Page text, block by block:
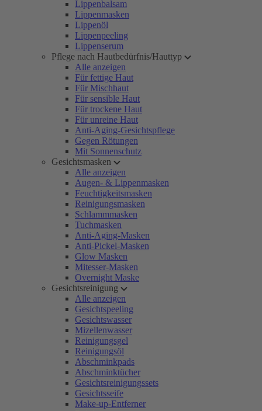
Lippenbalsam
Lippenmasken
Lippenöl
Lippenpeeling
Lippenserum
Pflege nach Hautbedürfnis/Hauttyp
Alle anzeigen
Für fettige Haut
Für Mischhaut
Für sensible Haut
Für trockene Haut
Für unreine Haut
Anti-Aging-Gesichtspflege
Gegen Rötungen
Mit Sonnenschutz
Gesichtsmasken
Alle anzeigen
Augen- & Lippenmasken
Feuchtigkeitsmasken
Reinigungsmasken
Schlammmasken
Tuchmasken
Anti-Aging-Masken
Anti-Pickel-Masken
Glow Masken
Mitesser-Masken
Overnight Maske
Gesichtsreinigung
Alle anzeigen
Gesichtspeeling
Gesichtswasser
Mizellenwasser
Reinigungsgel
Reinigungsöl
Abschminkpads
Abschminktücher
Gesichtsreinigungssets
Gesichtsseife
Make-up-Entferner